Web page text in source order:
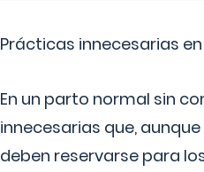
Prácticas innecesarias
En un parto normal sin
innecesarias que,
deben reservarse para